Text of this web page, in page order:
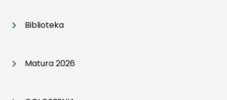
Biblioteka
Matura 2026